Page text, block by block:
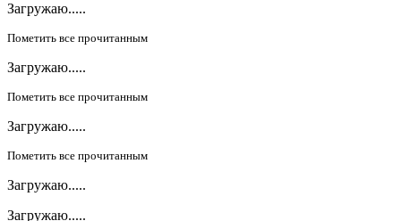
Загружаю.....
Пометить все прочитанным
Загружаю.....
Пометить все прочитанным
Загружаю.....
Пометить все прочитанным
Загружаю.....
Загружаю.....